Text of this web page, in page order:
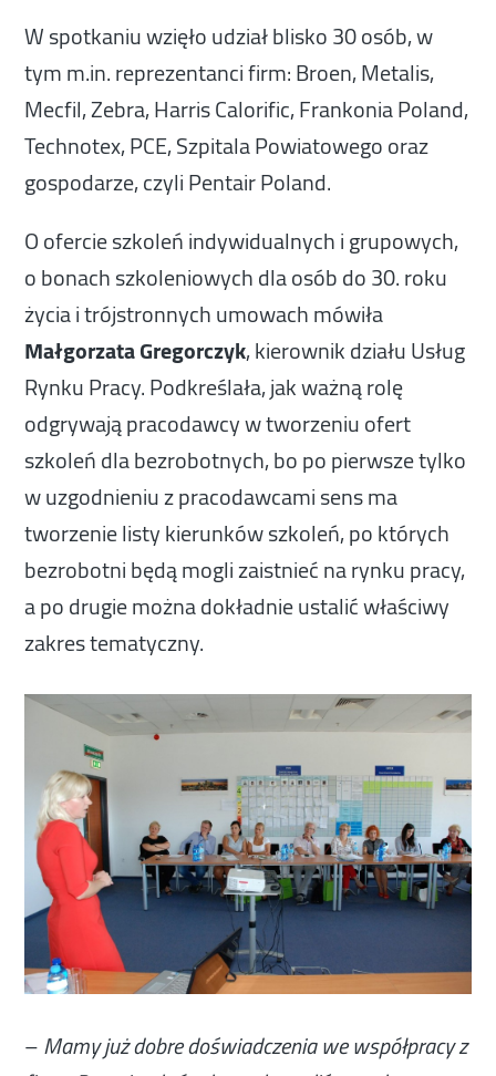
W spotkaniu wzięło udział blisko 30 osób, w
tym m.in. reprezentanci firm: Broen, Metalis,
Mecfil, Zebra, Harris Calorific, Frankonia Poland,
Technotex, PCE, Szpitala Powiatowego oraz
gospodarze, czyli Pentair Poland.
O ofercie szkoleń indywidualnych i grupowych,
o bonach szkoleniowych dla osób do 30. roku
życia i trójstronnych umowach mówiła
Małgorzata Gregorczyk, kierownik działu Usług
Rynku Pracy. Podkreślała, jak ważną rolę
odgrywają pracodawcy w tworzeniu ofert
szkoleń dla bezrobotnych, bo po pierwsze tylko
w uzgodnieniu z pracodawcami sens ma
tworzenie listy kierunków szkoleń, po których
bezrobotni będą mogli zaistnieć na rynku pracy,
a po drugie można dokładnie ustalić właściwy
zakres tematyczny.
– Mamy już dobre doświadczenia we współpracy z